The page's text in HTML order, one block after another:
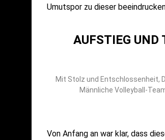
Umutspor zu dieser
AUFSTIEG
Mit Stolz und Entschlossenheit,
Männliche Volleyball-
Von Anfang an war klar, dass